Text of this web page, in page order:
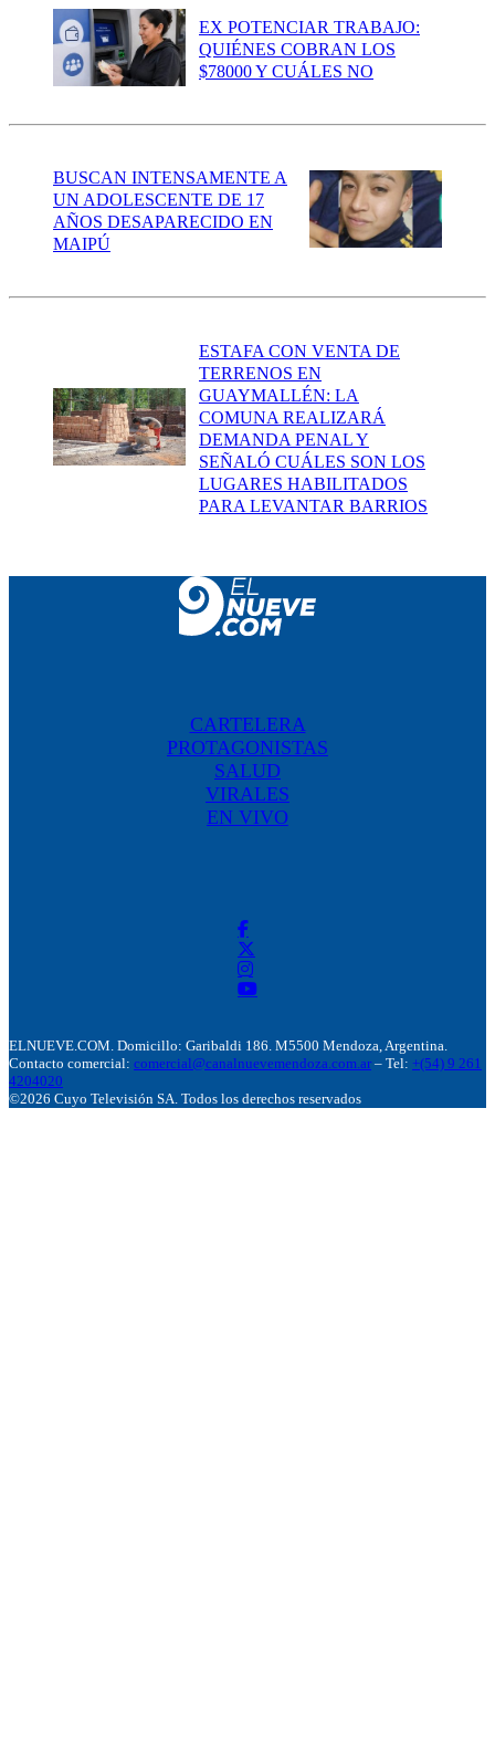
EX POTENCIAR TRABAJO:
QUIÉNES COBRAN LOS
$78000 Y CUÁLES NO
BUSCAN INTENSAMENTE A
UN ADOLESCENTE DE 17
AÑOS DESAPARECIDO EN
MAIPÚ
ESTAFA CON VENTA DE
TERRENOS EN
GUAYMALLÉN: LA
COMUNA REALIZARÁ
DEMANDA PENAL Y
SEÑALÓ CUÁLES SON LOS
LUGARES HABILITADOS
PARA LEVANTAR BARRIOS
CARTELERA
PROTAGONISTAS
SALUD
VIRALES
EN VIVO
ELNUEVE.COM. Domicillo: Garibaldi 186. M5500 Mendoza, Argentina.
Contacto comercial: comercial@canalnuevemendoza.com.ar – Tel: +(54) 9 261
4204020
©2026 Cuyo Televisión SA. Todos los derechos reservados